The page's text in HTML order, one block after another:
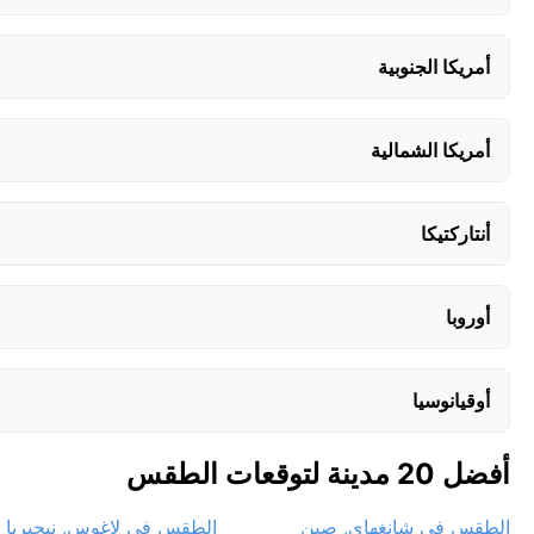
أمريكا الجنوبية
أمريكا الشمالية
أنتاركتيكا
أوروبا
أوقيانوسيا
أفضل 20 مدينة لتوقعات الطقس
الطقس في شانغهاي, صين
الطقس في لاغوس, نيجيريا